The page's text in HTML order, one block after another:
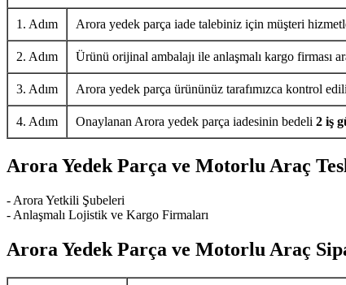
1. Adım Arora yedek parça iade talebiniz için müşteri
2. Adım Ürünü orijinal ambalajı ile anlaşmalı kargo firması
3. Adım Arora yedek parça ürününüz tarafımızca kontrol
4. Adım Onaylanan Arora yedek parça iadesinin bedeli 2 iş
Arora Yedek Parça ve Motorlu Araç
- Arora Yetkili Şubeleri
- Anlaşmalı Lojistik ve Kargo Firmaları
Arora Yedek Parça ve Motorlu Araç